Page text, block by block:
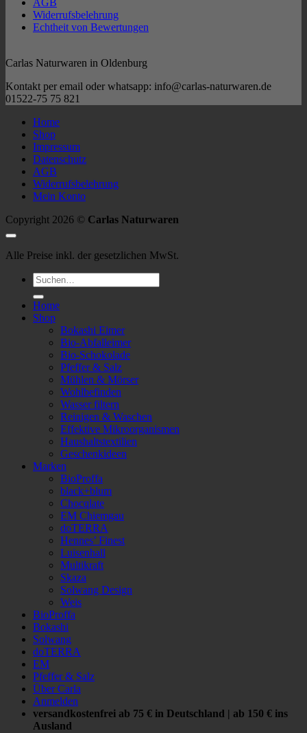
AGB
Widerrufsbelehrung
Echtheit von Bewertungen
Carlas Naturwaren in Oldenburg
Kontakt per email oder whatsapp: info@carlas-naturwaren.de
01522-75 75 821
Home
Shop
Impressum
Datenschutz
AGB
Widerrufsbelehrung
Mein Konto
Copyright 2026 © Carlas Naturwaren
Alle Preise inkl. der gesetzlichen MwSt.
Suchen
nach:
Home
Shop
Bokashi Eimer
Bio-Abfalleimer
Bio-Schokolade
Pfeffer & Salz
Mühlen & Mörser
Wohlbefinden
Wasser filtern
Reinigen & Waschen
Effektive Mikroorganismen
Haushaltstextilien
Geschenkideen
Marken
BioProffa
black+blum
Chocqlate
EM Chiemgau
doTERRA
Hennes’ Finest
Luisenhall
Multikraft
Skaza
Solwang Design
Weis
BioProffa
Bokashi
Solwang
doTERRA
EM
Pfeffer & Salz
Über Carla
Anmelden
versandkostenfrei ab 75 € in Deutschland | ab 150 € ins
Ausland